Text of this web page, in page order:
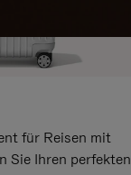
für Reisen mit
Sie Ihren perfekten